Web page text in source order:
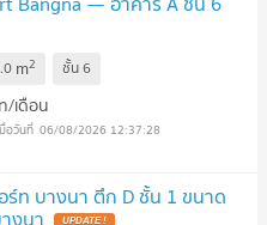
m2 ชั้น6
/เดือน
06/08/2026 12:37:28
ร์ท บางนา ตึก D ชั้น 1 ขนาด
งนา